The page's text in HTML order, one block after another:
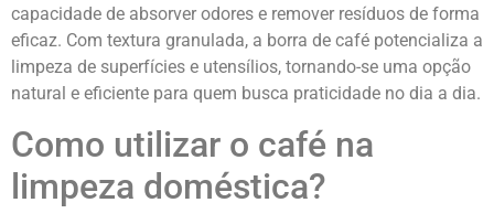
capacidade de absorver odores e remover resíduos de forma
eficaz. Com textura granulada, a borra de café potencializa a
limpeza de superfícies e utensílios, tornando-se uma opção
natural e eficiente para quem busca praticidade no dia a dia.
Como utilizar o café na
limpeza doméstica?